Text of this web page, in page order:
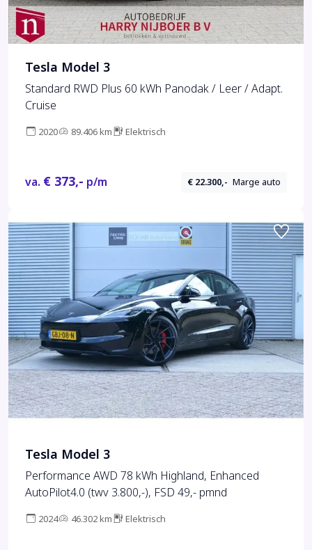
Tesla Model 3
Standard RWD Plus 60 kWh Panodak / Leer / Adapt.
Cruise
2020 89.406 km Elektrisch
va. € 373,- p/m € 22.300,- Marge auto
Tesla Model 3
Performance AWD 78 kWh Highland, Enhanced
AutoPilot4.0 (twv 3.800,-), FSD 49,- pmnd
2024 46.302 km Elektrisch